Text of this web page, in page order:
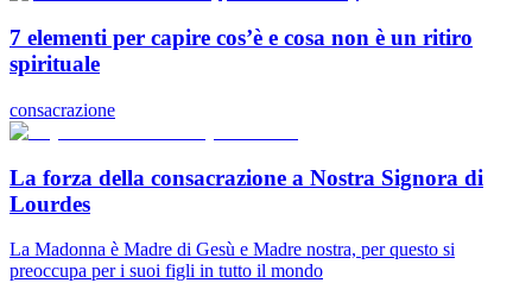
7 elementi per capire cos’è e cosa non è un ritiro
spirituale
consacrazione
La forza della consacrazione a Nostra Signora di
Lourdes
La Madonna è Madre di Gesù e Madre nostra, per questo si
preoccupa per i suoi figli in tutto il mondo